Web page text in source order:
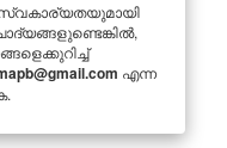
എന്ന